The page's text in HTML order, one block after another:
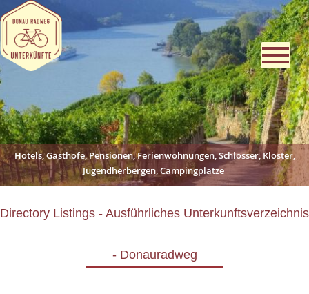
Hotels, Gasthöfe, Pensionen, Ferienwohnungen, Schlösser, Klöster,
Jugendherbergen, Campingplätze
Directory Listings - Ausführliches Unterkunftsverzeichnis
- Donauradweg